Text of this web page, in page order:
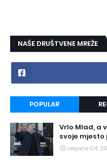
NAŠE DRUŠTVENE MREŽE
POPULAR
Vrlo Mlad, a
svoje mjesto
veljače 04,